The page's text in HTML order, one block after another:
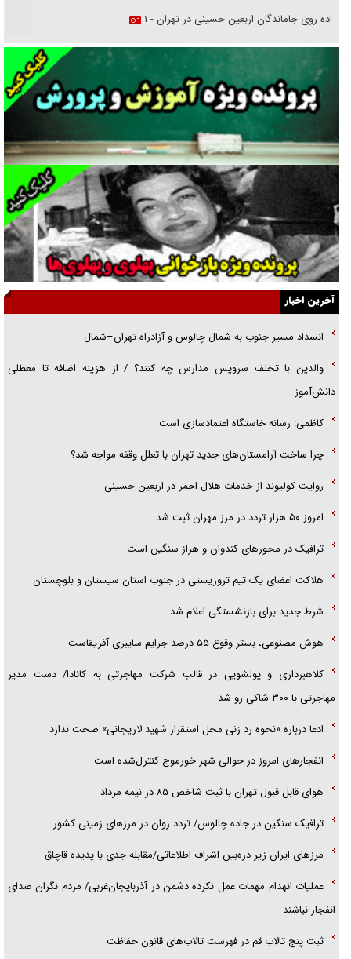
پیاده روی جاماندگان اربعین حسینی در تهران - ۱
فریاد‌ها و ناله‌های دوستان مبارزدلم را آتش می‌زد
تغییر رویه دشمن در ترور از شیخ فضل‌الله تا مصباح یزدی
خرید قسطی اولش خنده و آخرش گریه است!
فوتبال و آن «بالا»!
راهبرد غافلگیری با نسل جدید پهپاد‌ها
جنجال پزشکان تقلبی در صنعت زیبایی
یهودی‌ها در ادبیات داستانی اروپا؛ از شکسپیر تا دیکنز
گفت‌وگو با خواهر یکی از شهدای جنگ رمضان/ خواهرم فرمانده جهادی و
اهل خدمت بی‌منت بود
آخرین اخبار
انسداد مسیر جنوب به شمال چالوس و آزادراه تهران–شمال
والدین با تخلف سرویس مدارس چه کنند؟ / از هزینه اضافه تا معطلی
دانش‌آموز
کاظمی: رسانه خاستگاه اعتمادسازی است
چرا ساخت آرامستان‌های جدید تهران با تعلل وقفه مواجه شد؟
روایت کولیوند از خدمات هلال احمر در اربعین حسینی
امروز ۵۰ هزار تردد در مرز مهران ثبت شد
ترافیک در محور‌های کندوان و هراز سنگین است
هلاکت اعضای یک تیم تروریستی در جنوب استان سیستان و بلوچستان
شرط جدید برای بازنشستگی اعلام شد
هوش مصنوعی، بستر وقوع ۵۵ درصد جرایم سایبری آفریقاست
کلاهبرداری و پولشویی در قالب شرکت مهاجرتی به کانادا/ دست مدیر
مهاجرتی با ۳۰۰ شاکی رو شد
ادعا درباره «نحوه رد زنی محل استقرار شهید لاریجانی» صحت ندارد
انفجار‌های امروز در حوالی شهر خورموج کنترل‌شده است
هوای قابل قبول تهران با ثبت شاخص ۸۵ در نیمه مرداد
ترافیک سنگین در جاده چالوس/ تردد روان در مرز‌های زمینی کشور
مرز‌های ایران زیر ذره‌بین اشراف اطلاعاتی/مقابله جدی با پدیده قاچاق
عملیات انهدام مهمات عمل نکرده دشمن در آذربایجان‌غربی/ مردم نگران صدای
انفجار نباشند
ثبت پنج تالاب قم در فهرست تالاب‌های قانون حفاظت